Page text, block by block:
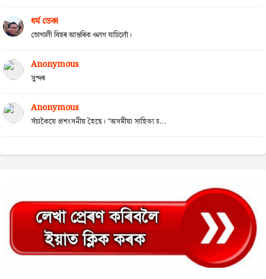
ধৰ্ম ডেকা
ভোগালী বিহুৰ আন্তৰিক ওলগ যাচিলোঁ।
Anonymous
সুন্দৰ
Anonymous
সঁচাকৈয়ে প্ৰশংসনীয় হৈছে। "অসমীয়া সাহিত্য চ...